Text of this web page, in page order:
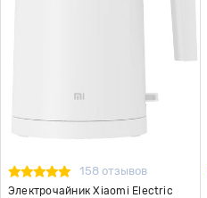
158 отзывов
Электрочайник Xiaomi Electric